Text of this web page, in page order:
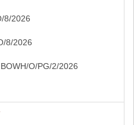
8/2026
8/2026
O/PG/2/2026